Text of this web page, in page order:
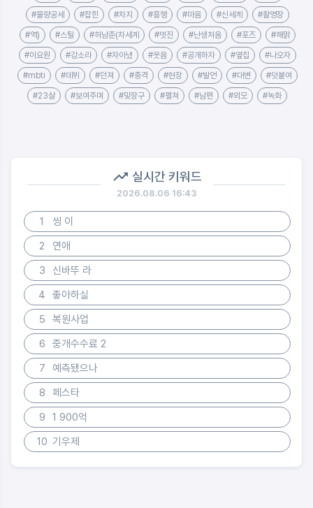
#물량공세 #잡힌 #차지 #흥행 #마음 #신세계 #촬영장
#역) #스틸 #허남준(차세계 #멋진 #난생처음 #포즈 #해맑
#이요원 #강소라 #자아냈 #웃음 #공개하자 #옆집 #나오자
#mbti #데뷔 #던져 #충격 #현장 #발언 #대변 #덧붙여
#23살 #보여주며 #맞장구 #펼쳐 #남편 #외모 #녹화
실시간 키워드
2026.08.06 16:43
1
씽 이
2
연애
3
신바뚜 라
4
좋아하실
5
복원사업
6
중개수수료 2
7
예측됐으나
8
페스타
9
1 900억
10 기우제